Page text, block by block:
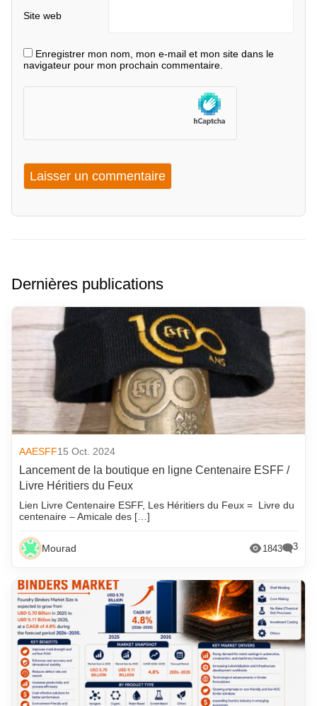
Site web
Enregistrer mon nom, mon e-mail et mon site dans le
navigateur pour mon prochain commentaire.
Dernières publications
AAESFF15 Oct. 2024
Lancement de la boutique en ligne Centenaire ESFF /
Livre Héritiers du Feux
Lien Livre Centenaire ESFF, Les Héritiers du Feux = Livre du
centenaire – Amicale des […]
Mourad 1843 3